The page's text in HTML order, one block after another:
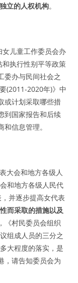
立的人权机构。
儿童工作委员会办
执行性别平等政策
委办与民间社会之
(2011-2020年)》中
或计划采取哪些措
到国家报告和后续
信息管理。
大会和地方各级人
和地方各级人民代
并逐步提高女代表
而采取的措施以及
《村民委员会组织
组成人员的三分之
大程度的落实，是
，请告知委员会为